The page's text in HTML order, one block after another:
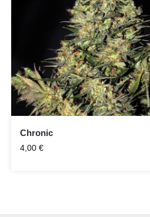
Chronic
4,00 €